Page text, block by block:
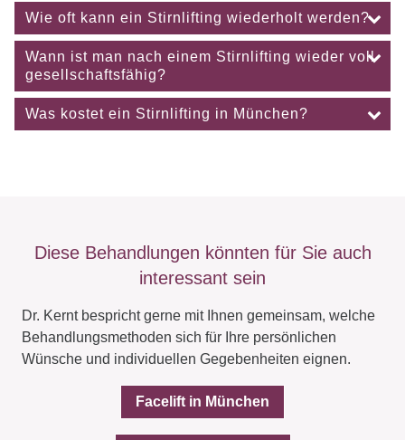
Wie oft kann ein Stirnlifting wiederholt werden?
Wann ist man nach einem Stirnlifting wieder voll
gesellschaftsfähig?
Was kostet ein Stirnlifting in München?
Diese Behandlungen könnten für Sie auch
interessant sein
Dr. Kernt bespricht gerne mit Ihnen gemeinsam, welche
Behandlungsmethoden sich für Ihre persönlichen
Wünsche und individuellen Gegebenheiten eignen.
Facelift in München